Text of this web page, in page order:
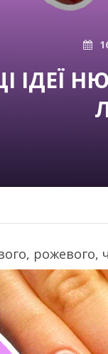
ІДЕЇ
рожевого,